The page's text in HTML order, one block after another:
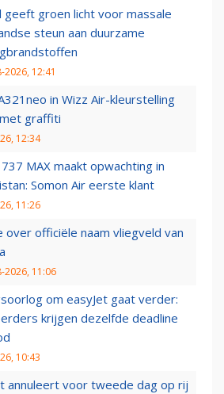
geeft groen licht voor massale
steun aan duurzame
2026, 12:41
in Wizz Air-kleurstelling
graffiti
12:34
MAX maakt opwachting in
Somon Air eerste klant
11:26
over officiële naam vliegveld van
2026, 11:06
om easyJet gaat verder:
krijgen dezelfde deadline
10:43
annuleert voor tweede dag op rij